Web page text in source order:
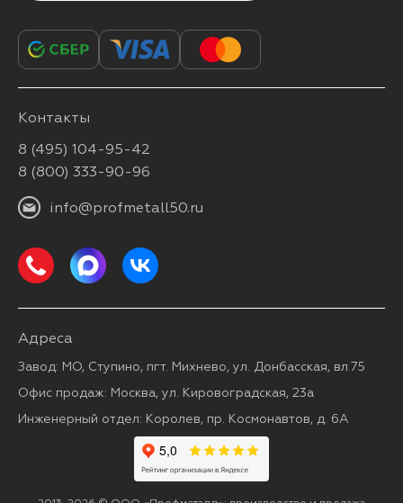
Контакты
8 (495) 104-95-42
8 (800) 333-90-96
info@profmetall50.ru
Адреса
Завод: МО, Ступино, пгт. Михнево, ул. Донбасская, вл.75
Офис продаж: Москва, ул. Кировоградская, 23а
Инженерный отдел: Королев, пр. Космонавтов, д. 6А